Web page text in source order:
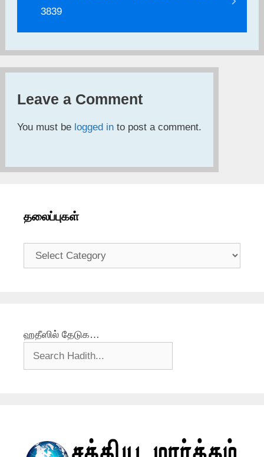
3839
Leave a Comment
You must be logged in to post a comment.
தலைப்புகள்
தலைப்புகள்
ஹதீஸில் தேடுக…